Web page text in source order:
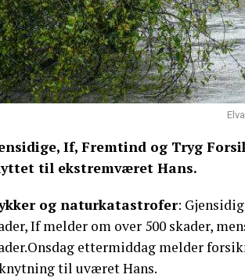
If, Fremtind og Tryg
til ekstremværet Hans.
og naturkatastrofer:
If melder om over 500 skader,
ettermiddag melder
til uværet Hans.